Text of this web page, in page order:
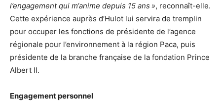
l’engagement qui m‘anime depuis 15 ans », reconnaît-elle.
Cette expérience auprès d’Hulot lui servira de tremplin
pour occuper les fonctions de présidente de l’agence
régionale pour l’environnement à la région Paca, puis
présidente de la branche française de la fondation Prince
Albert II.
Engagement personnel